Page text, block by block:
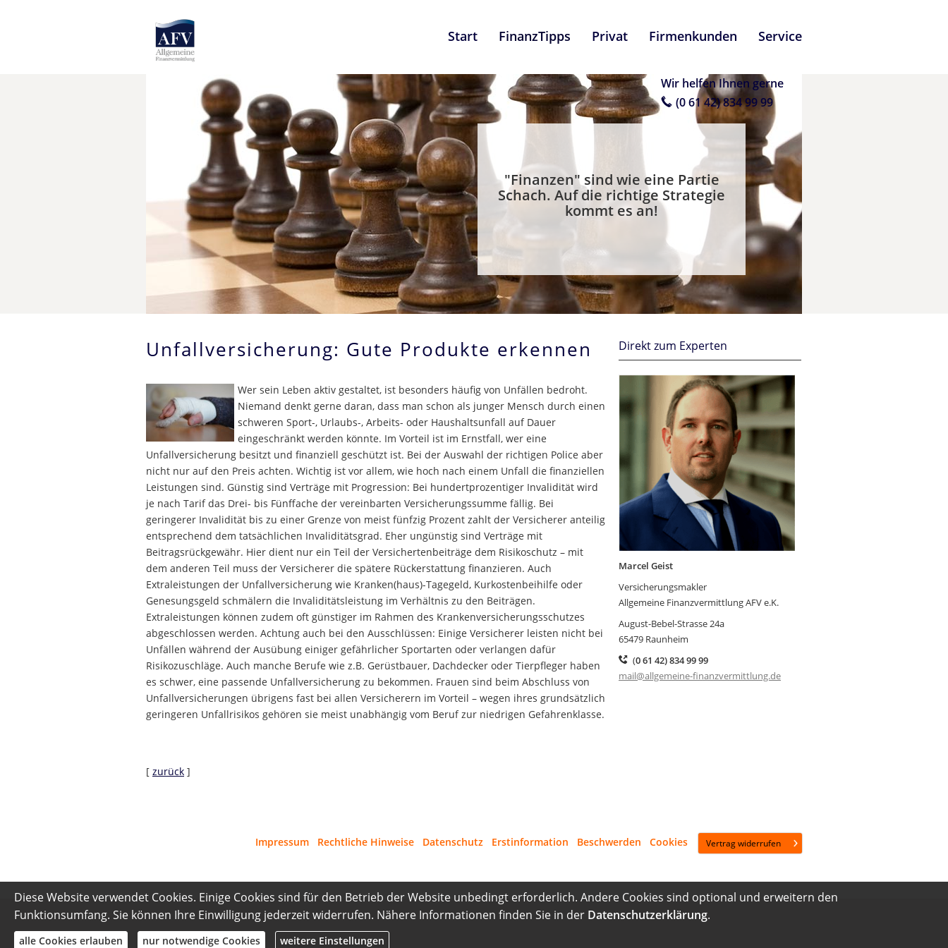
Start FinanzTipps Privat Firmenkunden Service
Wir helfen Ihnen gerne
(0 61 42) 834 99 99
"Finanzen" sind wie eine Partie
Schach. Auf die richtige Strategie
kommt es an!
Direkt zum Experten
Marcel Geist
Versicherungsmakler
Allgemeine Finanzvermittlung AFV e.K.
August-Bebel-Strasse 24a
65479 Raunheim
(0 61 42) 834 99 99
mail@allgemeine-finanzvermittlung.de
Unfallversicherung: Gute Produkte erkennen
Wer sein Leben aktiv gestaltet, ist besonders häufig von Unfällen bedroht.
Niemand denkt gerne daran, dass man schon als junger Mensch durch einen
schweren Sport-, Urlaubs-, Arbeits- oder Haushaltsunfall auf Dauer
eingeschränkt werden könnte. Im Vorteil ist im Ernstfall, wer eine
Unfallversicherung besitzt und finanziell geschützt ist. Bei der Auswahl der richtigen Police aber
nicht nur auf den Preis achten. Wichtig ist vor allem, wie hoch nach einem Unfall die finanziellen
Leistungen sind. Günstig sind Verträge mit Progression: Bei hundertprozentiger Invalidität wird
je nach Tarif das Drei- bis Fünffache der vereinbarten Versicherungssumme fällig. Bei
geringerer Invalidität bis zu einer Grenze von meist fünfzig Prozent zahlt der Versicherer anteilig
entsprechend dem tatsächlichen Invaliditätsgrad. Eher ungünstig sind Verträge mit
Beitragsrückgewähr. Hier dient nur ein Teil der Versichertenbeiträge dem Risikoschutz – mit
dem anderen Teil muss der Versicherer die spätere Rückerstattung finanzieren. Auch
Extraleistungen der Unfallversicherung wie Kranken(haus)-Tagegeld, Kurkostenbeihilfe oder
Genesungsgeld schmälern die Invaliditätsleistung im Verhältnis zu den Beiträgen.
Extraleistungen können zudem oft günstiger im Rahmen des Krankenversicherungsschutzes
abgeschlossen werden. Achtung auch bei den Ausschlüssen: Einige Versicherer leisten nicht bei
Unfällen während der Ausübung einiger gefährlicher Sportarten oder verlangen dafür
Risikozuschläge. Auch manche Berufe wie z.B. Gerüstbauer, Dachdecker oder Tierpfleger haben
es schwer, eine passende Unfallversicherung zu bekommen. Frauen sind beim Abschluss von
Unfallversicherungen übrigens fast bei allen Versicherern im Vorteil – wegen ihres grundsätzlich
geringeren Unfallrisikos gehören sie meist unabhängig vom Beruf zur niedrigen Gefahrenklasse.
[ zurück ]
Impressum Rechtliche Hinweise Datenschutz Erstinformation Beschwerden Cookies Vertrag widerrufen
Diese Website verwendet Cookies. Einige Cookies sind für den Betrieb der Website unbedingt erforderlich. Andere Cookies sind optional und erweitern den
Funktionsumfang. Sie können Ihre Einwilligung jederzeit widerrufen. Nähere Informationen finden Sie in der Datenschutzerklärung.
alle Cookies erlauben nur notwendige Cookies weitere Einstellungen